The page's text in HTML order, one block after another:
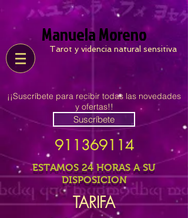
Manuela Moreno
Tarot y videncia natural sensitiva
¡¡Suscríbete para recibir todas las novedades
y ofertas!!
Suscríbete
911369114
ESTAMOS 24 HORAS A SU
DISPOSICION
TARIFA